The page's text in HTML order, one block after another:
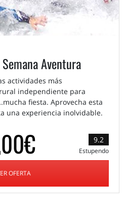
Aventura
actividades más
independiente para
fiesta. Aprovecha esta
una experiencia inolvidable.
9.2
Estupendo
OFERTA